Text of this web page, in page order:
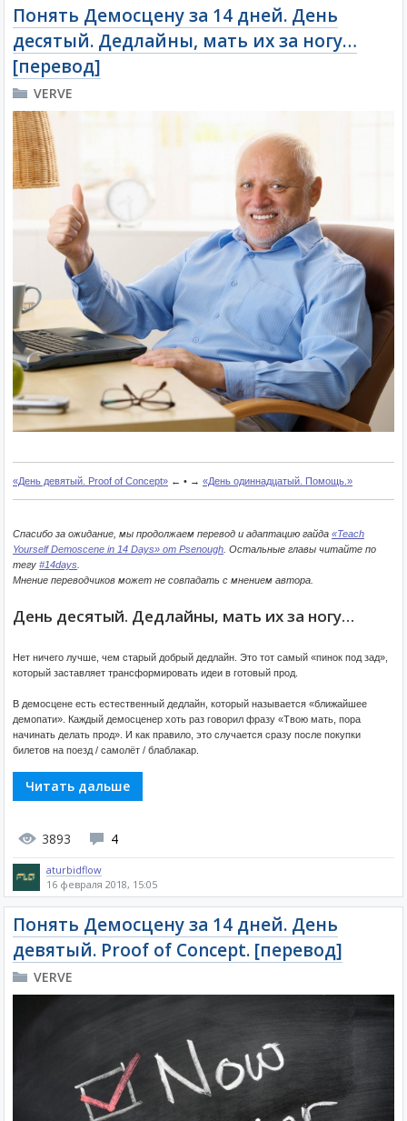
Понять Демосцену за 14 дней. День
десятый. Дедлайны, мать их за ногу…
[перевод]
VERVE
«День девятый. Proof of Concept» ← • → «День одиннадцатый. Помощь.»
Спасибо за ожидание, мы продолжаем перевод и адаптацию гайда «Teach
Yourself Demoscene in 14 Days» от Psenough . Остальные главы читайте по
тегу #14days
Мнение переводчиков может не совпадать с мнением автора.
День десятый. Дедлайны, мать их за ногу…
Нет ничего лучше, чем старый добрый дедлайн. Это тот самый «пинок под зад»,
который заставляет трансформировать идеи в готовый прод.
В демосцене есть естественный дедлайн, который называется «ближайшее
демопати». Каждый демосценер хоть раз говорил фразу «Твою мать, пора
начинать делать прод». И как правило, это случается сразу после покупки
билетов на поезд / самолёт / блаблакар.
Читать дальше
3893 4
aturbidflow
16 февраля 2018, 15:05
Понять Демосцену за 14 дней. День
девятый. Proof of Concept. [перевод]
VERVE